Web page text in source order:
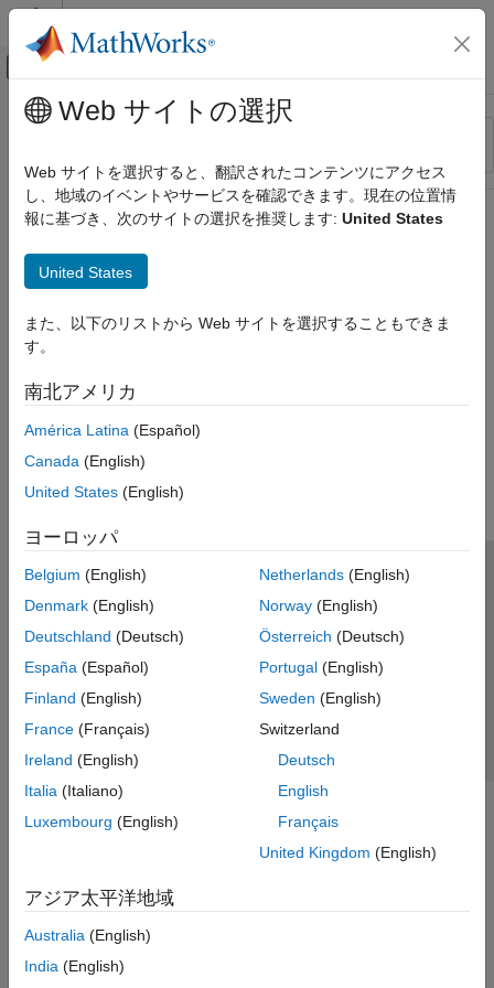
コンテンツへスキップ
オフキャンバス ナビゲーション メ
リソース
ステータス
メインコンテンツ
Web サイトの選択
Web サイトを選択すると、翻訳されたコンテンツにアクセス
し、地域のイベントやサービスを確認できます。現在の位置情
報に基づき、次のサイトの選択を推奨します: United States
United States
また、以下のリストから Web サイトを選択することもできま
す。
南北アメリカ
América Latina (Español)
Canada (English)
United States (English)
ヨーロッパ
Belgium (English)
Denmark (English)
Deutschland (Deutsch)
España (Español)
Finland (English)
France (Français)
Ireland (English)
Italia (Italiano)
Luxembourg (English)
Netherlands(English)
Norway(English)
Österreich (Deutsch)
Portugal(English)
Sweden (English)
Switzerland
Deutsch
English
Français
United Kingdom (English)
アジア太平洋地域
Australia (English)
India (English)
トラストセンター
プライバシー ポリシー
違法コピー防止
アプリケーション ステータス
© 1994-2026 The MathWorks, Inc.